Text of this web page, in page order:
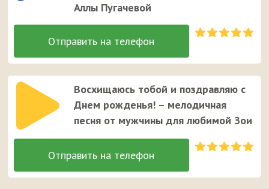
Аллы Пугачевой
Восхищаюсь тобой и поздравляю с
Днем рожденья! – мелодичная
песня от мужчины для любимой Зои